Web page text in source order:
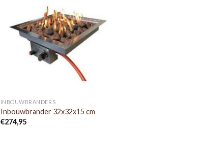
INBOUWBRANDERS
Inbouwbrander 32x32x15 cm
€274,95